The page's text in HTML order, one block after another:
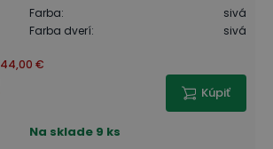
Farba:
sivá
Farba dverí: sivá
44,00 €
Kúpiť
Na sklade 9 ks